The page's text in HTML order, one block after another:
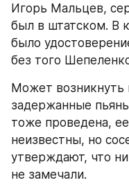
Игорь Мальцев,
был в штатском. В
было
без того
Может возникнуть
задержанные
тоже проведена,
неизвестны, но
утверждают, что
не замечали.